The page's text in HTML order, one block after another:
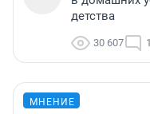
детства
30 607
МНЕНИЕ